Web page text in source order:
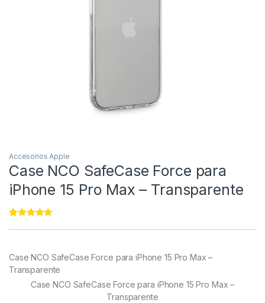
Accesorios Apple
Case NCO SafeCase Force para
iPhone 15 Pro Max – Transparente
ratings
Case NCO SafeCase Force para iPhone 15 Pro Max –
Transparente
Case NCO SafeCase Force para iPhone 15 Pro Max –
Transparente